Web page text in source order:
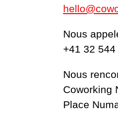
Nous
+41 32
Nous
Coworking
Place